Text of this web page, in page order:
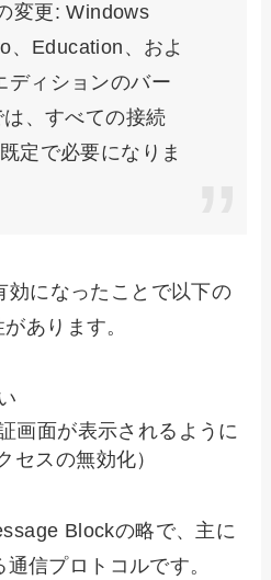
変更: Windows
、Education、およ
ディションのバー
、すべての接続
定で必要になりま
効になったことで以下の
あります。
画面が表示されるように
セスの無効化）
Blockの略で、主に
信プロトコルです。